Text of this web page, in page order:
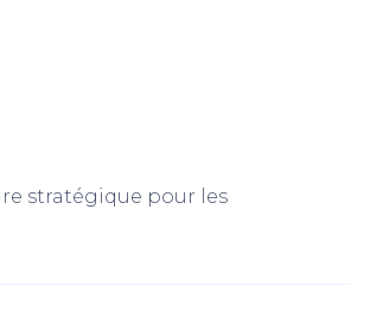
stratégique pour les